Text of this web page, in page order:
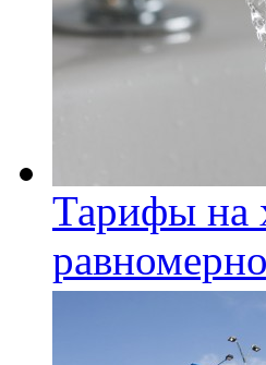
Тарифы на